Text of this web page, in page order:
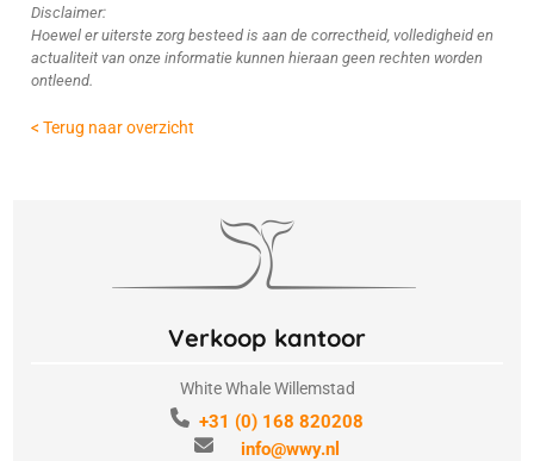
Disclaimer:
Hoewel er uiterste zorg besteed is aan de correctheid, volledigheid en
actualiteit van onze informatie kunnen hieraan geen rechten worden
ontleend.
< Terug naar overzicht
Verkoop kantoor
White Whale Willemstad
+31 (0) 168 820208
info@wwy.nl